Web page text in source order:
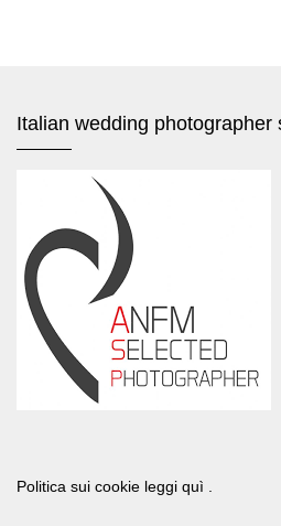
Italian wedding photographer
Politica sui cookie leggi quì .